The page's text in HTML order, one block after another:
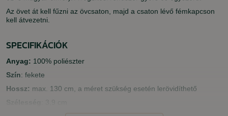
Az övet át kell fűzni az övcsaton, majd a csaton lévő fémkapcson
kell átvezetni.
SPECIFIKÁCIÓK
Anyag: 100% poliészter
Szín: fekete
Hossz: max. 130 cm, a méret szükség esetén lerövidíthető